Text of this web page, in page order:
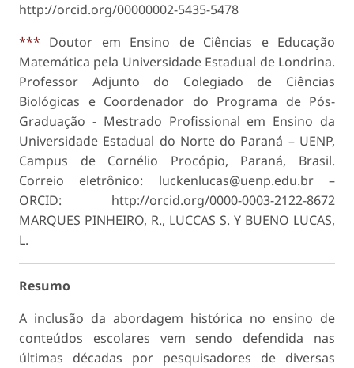
http://orcid.org/0000­0002-5435-5478
*** Doutor em Ensino de Ciências e Educação
Matemática pela Universidade Estadual de Londrina.
Professor Adjunto do Colegiado de Ciências
Biológicas e Coordenador do Programa de Pós-
Graduação - Mestrado Profissional em Ensino da
Universidade Estadual do Norte do Paraná – UENP,
Campus de Cornélio Procópio, Paraná, Brasil.
Correio eletrônico: luckenlucas@uenp.edu.br –
ORCID: http://orcid.org/0000-0003-2122-8672
MARQUES PINHEIRO, R., LUCCAS S. Y BUENO LUCAS,
L.
Resumo
A inclusão da abordagem histórica no ensino de
conteúdos escolares vem sendo defendida nas
últimas décadas por pesquisadores de diversas